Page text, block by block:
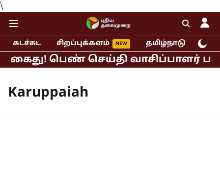
\
சுடச்சுட சிறப்புக்களம் தமிழ்நாடு
கைது! பெண் செய்தி வாசிப்பாளர்
Karuppaiah